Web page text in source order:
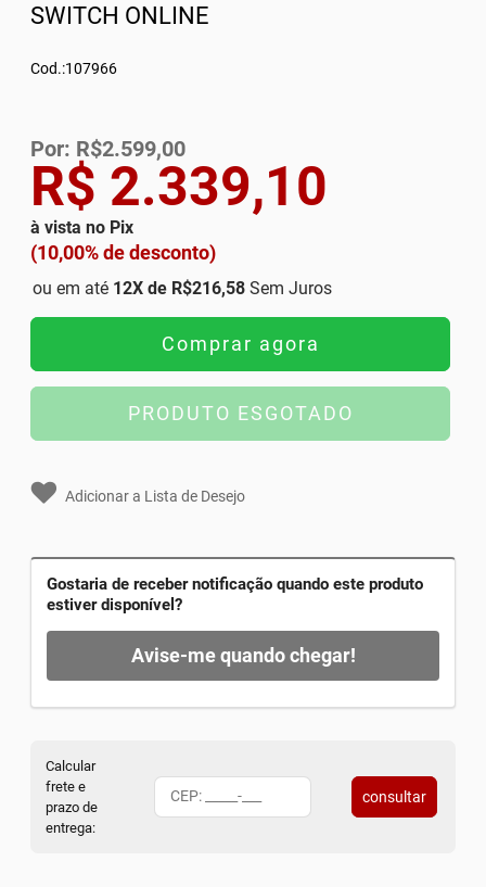
SWITCH ONLINE
Cod.:107966
R$ 2.339,10
à vista no Pix
(10,00% de desconto)
Por: R$2.599,00
ou em até 12X de R$216,58 Sem Juros
Comprar agora
PRODUTO ESGOTADO
Adicionar a Lista de Desejo
Gostaria de receber notificação quando este produto
estiver disponível?
Avise-me quando chegar!
Calcular
frete e
prazo de
entrega:
consultar